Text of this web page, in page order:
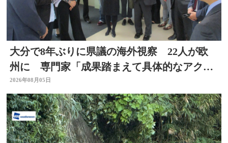
大分で8年ぶりに県議の海外視察 22人が欧
州に 専門家「成果踏まえて具体的なアクシ
ョン必要」
2026年08月05日